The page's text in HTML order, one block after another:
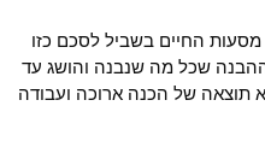
החיים בשביל לסכם כזו
שכל מה שנבנה והושג עד
תוצאה של הכנה ארוכה ועבודה